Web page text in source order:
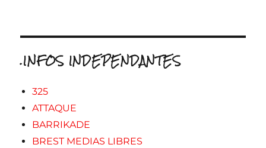
.INFOS INDEPENDANTES
325
ATTAQUE
BARRIKADE
BREST MEDIAS LIBRES